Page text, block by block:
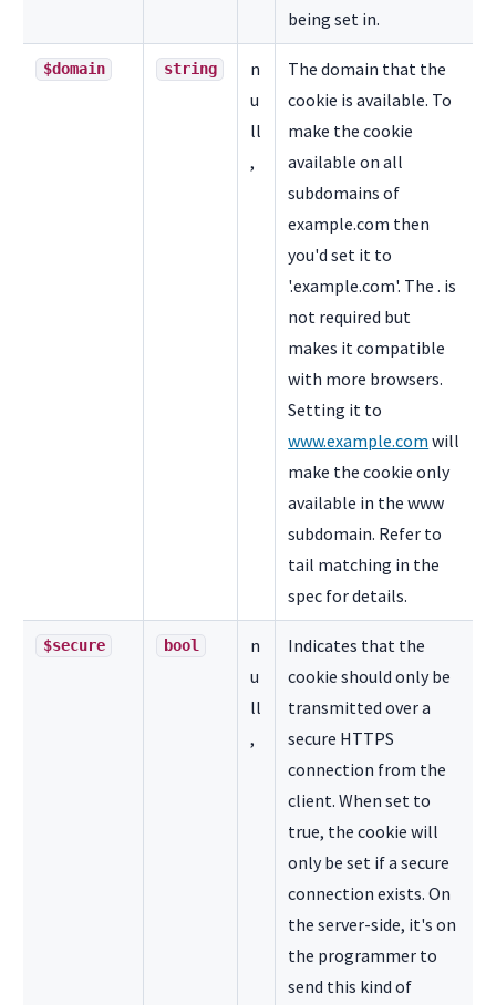
being set in.
$domain string
n
u
ll
,
The domain that the
cookie is available. To
make the cookie
available on all
subdomains of
example.com then
you'd set it to
'.example.com'. The . is
not required but
makes it compatible
with more browsers.
Setting it to
www.example.com will
make the cookie only
available in the www
subdomain. Refer to
tail matching in the
spec for details.
$secure bool
n
u
ll
,
Indicates that the
cookie should only be
transmitted over a
secure HTTPS
connection from the
client. When set to
true, the cookie will
only be set if a secure
connection exists. On
the server-side, it's on
the programmer to
send this kind of